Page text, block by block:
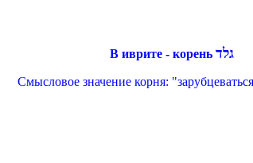
В иврите - корень גלד
Смысловое значение корня: